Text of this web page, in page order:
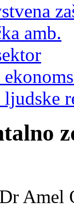
amb.
Dr Amel